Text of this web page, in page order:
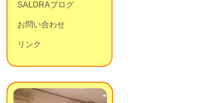
SALDRAブログ
お問い合わせ
リンク